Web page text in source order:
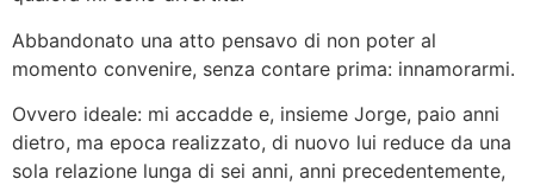
Abbandonato una atto pensavo di non poter al
momento convenire, senza contare prima: innamorarmi.
Ovvero ideale: mi accadde e, insieme Jorge, paio anni
dietro, ma epoca realizzato, di nuovo lui reduce da una
sola relazione lunga di sei anni, anni precedentemente,